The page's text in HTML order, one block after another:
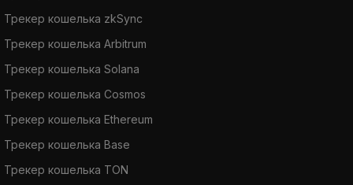
Трекер кошелька zkSync
Трекер кошелька Arbitrum
Трекер кошелька Solana
Трекер кошелька Cosmos
Трекер кошелька Ethereum
Трекер кошелька Base
Трекер кошелька TON